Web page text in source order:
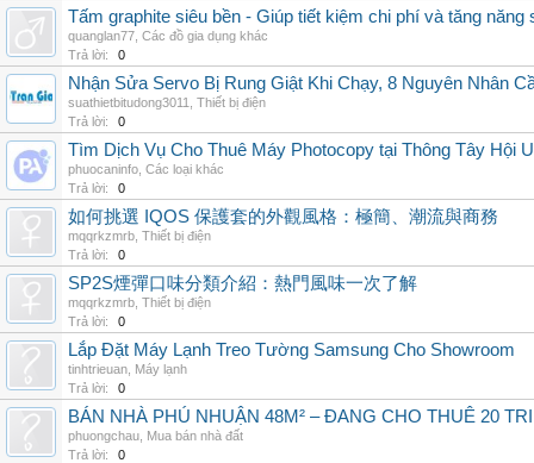
Tấm graphite siêu bền - Giúp tiết kiệm chi phí và tăng năng
quanglan77 Các đồ gia dụng khác
Trả lời:
0
Nhận Sửa Servo Bị Rung Giật Khi Chạy, 8 Nguyên Nhân
suathietbitudong3011
Thiết bị điện
Trả lời:
0
Tìm Dịch Vụ Cho Thuê Máy Photocopy tại Thông Tây Hội
phuocaninfo Các loại khác
Trả lời:
0
如何挑選 IQOS 保護套的外觀風格：極簡、潮流與商務
mqqrkzmrb Thiết bị điện
Trả lời:
0
SP2S煙彈口味分類介紹：熱門風味一次了解
mqqrkzmrb Thiết bị điện
Trả lời:
0
Lắp Đặt Máy Lạnh Treo Tường Samsung Cho Showroom
tinhtrieuan Máy lạnh
Trả lời:
0
BÁN NHÀ PHÚ NHUẬN 48M² – ĐANG CHO THUÊ 20
phuongchau Mua bán nhà đất
Trả lời:
0